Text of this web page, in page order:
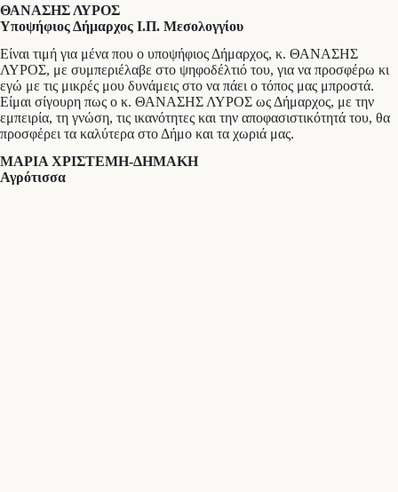
ΘΑΝΑΣΗΣ ΛΥΡΟΣ
Υποψήφιος Δήμαρχος Ι.Π. Μεσολογγίου
Είναι τιμή για μένα που ο υποψήφιος Δήμαρχος, κ. ΘΑΝΑΣΗΣ
ΛΥΡΟΣ, με συμπεριέλαβε στο ψηφοδέλτιό του, για να προσφέρω κι
εγώ με τις μικρές μου δυνάμεις στο να πάει ο τόπος μας μπροστά.
Είμαι σίγουρη πως ο κ. ΘΑΝΑΣΗΣ ΛΥΡΟΣ ως Δήμαρχος, με την
εμπειρία, τη γνώση, τις ικανότητες και την αποφασιστικότητά του, θα
προσφέρει τα καλύτερα στο Δήμο και τα χωριά μας.
ΜΑΡΙΑ ΧΡΙΣΤΕΜΗ-ΔΗΜΑΚΗ
Αγρότισσα